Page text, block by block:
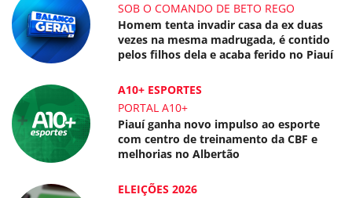
SOB O COMANDO DE BETO REGO
Homem tenta invadir casa da ex duas
vezes na mesma madrugada, é contido
pelos filhos dela e acaba ferido no Piauí
A10+ ESPORTES
PORTAL A10+
Piauí ganha novo impulso ao esporte
com centro de treinamento da CBF e
melhorias no Albertão
ELEIÇÕES 2026